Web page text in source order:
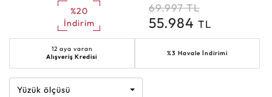
%20
İndirim
69.997 TL
55.984 TL
12 aya varan
Alışveriş Kredisi
%3 Havale İndirimi
Yüzük ölçüsü